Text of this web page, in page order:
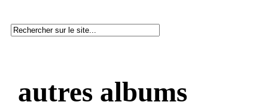
autres albums